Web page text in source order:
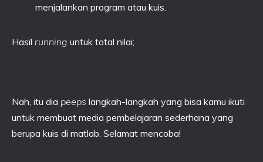
menjalankan program atau kuis.
Hasil running untuk total nilai;
Nah, itu dia peeps langkah-langkah yang bisa kamu ikuti
untuk membuat media pembelajaran sederhana yang
berupa kuis di matlab. Selamat mencoba!